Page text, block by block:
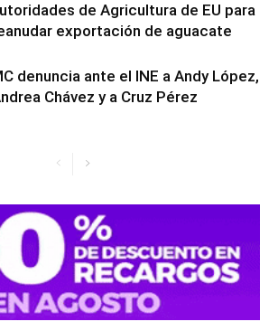
de Agricultura de EU para
exportación de aguacate
denuncia ante el INE a Andy López,
Chávez y a Cruz Pérez